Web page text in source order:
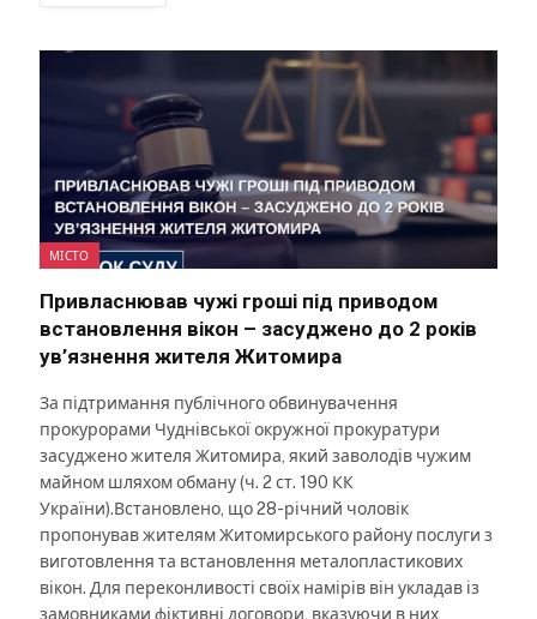
МІСТО
Привласнював чужі гроші під приводом
встановлення вікон – засуджено до 2 років
ув’язнення жителя Житомира
За підтримання публічного обвинувачення
прокурорами Чуднівської окружної прокуратури
засуджено жителя Житомира, який заволодів чужим
майном шляхом обману (ч. 2 ст. 190 КК
України).Встановлено, що 28-річний чоловік
пропонував жителям Житомирського району послуги з
виготовлення та встановлення металопластикових
вікон. Для переконливості своїх намірів він укладав із
замовниками фіктивні договори, вказуючи в них